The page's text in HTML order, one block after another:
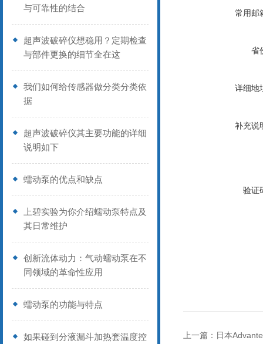
与可靠性的结合
超声波破碎仪想稳用？定期检查
与部件更换的细节全在这
我们如何给传感器做分类分类依
据
超声波破碎仪其主要功能的详细
说明如下
蠕动泵的优点和缺点
上碧实验为你介绍蠕动泵特点及
其日常维护
创新流体动力：气动蠕动泵在不
同领域的革命性应用
蠕动泵的功能与特点
如果碰到分液漏斗加热套温度控
常用邮
省
详细地
补充说
验证
上一篇： 日本